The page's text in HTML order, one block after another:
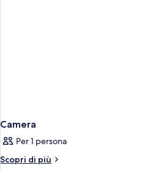
Camera
Per 1 persona
Scopri di più
Altri